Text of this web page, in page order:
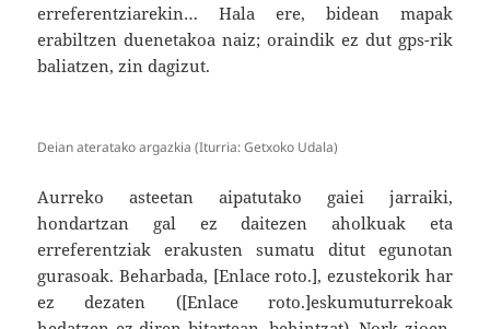
erreferentziarekin… Hala ere, bidean mapak
erabiltzen duenetakoa naiz; oraindik ez dut gps-rik
baliatzen, zin dagizut.
Deian ateratako argazkia (Iturria: Getxoko Udala)
Aurreko asteetan aipatutako gaiei jarraiki,
hondartzan gal ez daitezen aholkuak eta
erreferentziak erakusten sumatu ditut egunotan
gurasoak. Beharbada, [Enlace roto.], ezustekorik har
ez dezaten ([Enlace roto.]eskumuturrekoak